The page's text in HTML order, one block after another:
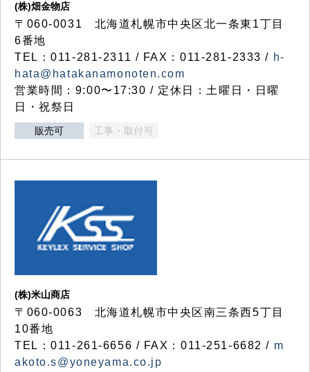
(株)畑金物店
〒060-0031 北海道札幌市中央区北一条東1丁目
6番地
TEL：011-281-2311 / FAX：011-281-2333 / h-
hata@hatakanamonoten.com
営業時間：9:00〜17:30 / 定休日：土曜日・日曜
日・祝祭日
販売可 工事・取付可
(株)米山商店
〒060-0063 北海道札幌市中央区南三条西5丁目
10番地
TEL：011-261-6656 / FAX：011-251-6682 / m
akoto.s@yoneyama.co.jp